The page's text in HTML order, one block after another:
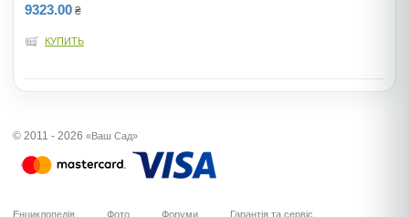
9323.00 ₴
КУПИТЬ
© 2011 - 2026 «Ваш Сад»
Енциклопедія Фото Форуми Гарантія та сервіс